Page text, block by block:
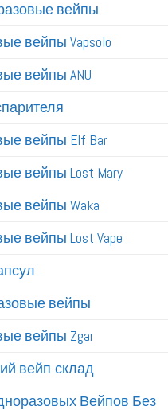
вейпы
вейпы Vapsolo
вейпы ANU
вейпы Elf Bar
вейпы Lost Mary
вейпы Waka
вейпы Lost Vape
вейпы
вейпы Zgar
вейп-склад
Вейпов Без